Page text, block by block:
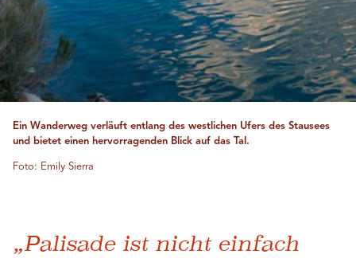
Ein Wanderweg verläuft entlang des westlichen Ufers des Stausees
und bietet einen hervorragenden Blick auf das Tal.
Foto: Emily Sierra
„Palisade ist nicht einfach